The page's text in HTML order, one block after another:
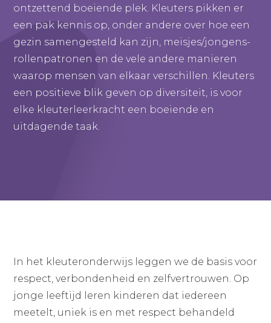
ontzettend boeiende plek. Kleuters pikken er
een pak kennis op, onder andere over hoe een
gezin samengesteld kan zijn, meisjes/jongens-
rollenpatronen en de vele andere manieren
waarop mensen van elkaar verschillen. Kleuters
een positieve blik geven op diversiteit, is voor
elke kleuterleerkracht een boeiende en
uitdagende taak.
In het kleuteronderwijs leggen we de basis voor
respect, verbondenheid en zelfvertrouwen. Op
jonge leeftijd leren kinderen dat iedereen
meetelt, uniek is en met respect behandeld